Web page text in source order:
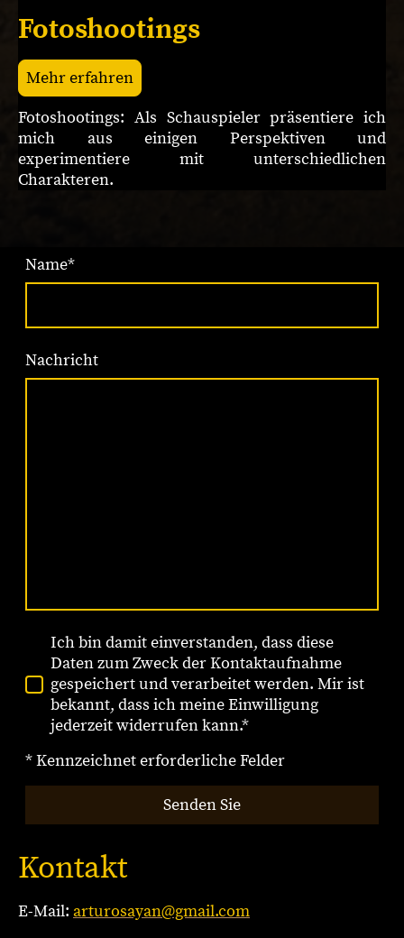
Fotoshootings
Fotoshootings: Als Schauspieler präsentiere ich
mich aus einigen Perspektiven und
experimentiere mit unterschiedlichen
Charakteren.
Mehr erfahren
Name*
Nachricht
Ich bin damit einverstanden, dass diese
Daten zum Zweck der Kontaktaufnahme
gespeichert und verarbeitet werden. Mir ist
bekannt, dass ich meine Einwilligung
jederzeit widerrufen kann.*
* Kennzeichnet erforderliche Felder
Senden Sie
Kontakt
E-Mail: arturosayan@gmail.com